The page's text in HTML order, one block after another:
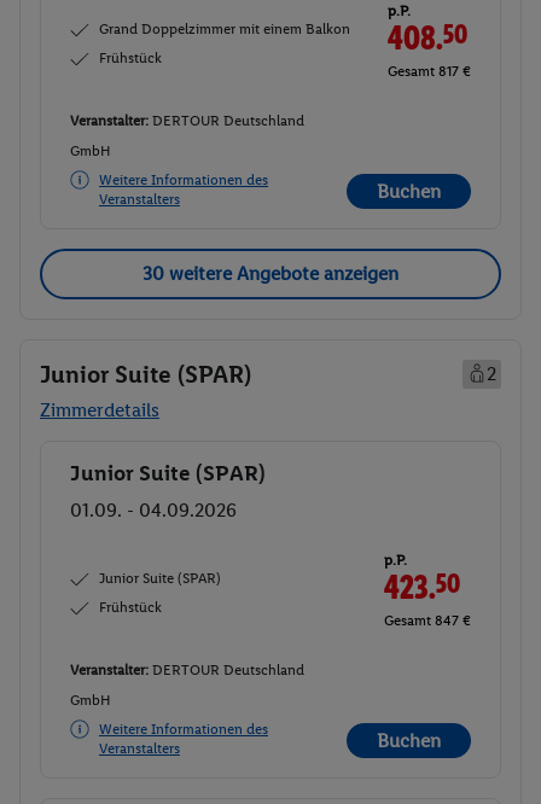
Grand Doppelzimmer mit einem Balkon
Frühstück
p.P.
408.50
Gesamt 817 €
Veranstalter: DERTOUR Deutschland
GmbH
Weitere Informationen des
Veranstalters
Buchen
30 weitere Angebote anzeigen
Junior Suite (SPAR)
2
Zimmerdetails
Buchen
Junior Suite (SPAR)
01.09. - 04.09.2026
Junior Suite (SPAR)
Frühstück
p.P.
423.50
Gesamt 847 €
Veranstalter: DERTOUR Deutschland
GmbH
Weitere Informationen des
Veranstalters
Buchen